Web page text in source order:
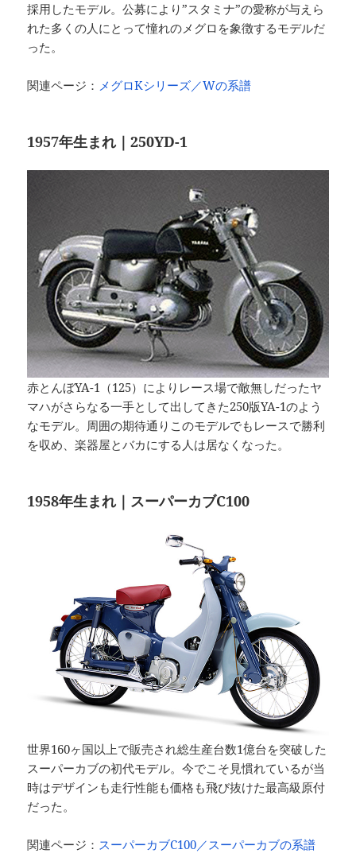
採用したモデル。公募により”スタミナ”の愛称が与えら
れた多くの人にとって憧れのメグロを象徴するモデルだ
った。
関連ページ： メグロKシリーズ／Wの系譜
1957年生まれ｜250YD-1
赤とんぼYA-1（125）によりレース場で敵無しだったヤ
マハがさらなる一手として出してきた250版YA-1のよう
なモデル。周囲の期待通りこのモデルでもレースで勝利
を収め、楽器屋とバカにする人は居なくなった。
1958年生まれ｜スーパーカブC100
世界160ヶ国以上で販売され総生産台数1億台を突破した
スーパーカブの初代モデル。今でこそ見慣れているが当
時はデザインも走行性能も価格も飛び抜けた最高級原付
だった。
関連ページ： スーパーカブC100／スーパーカブの系譜